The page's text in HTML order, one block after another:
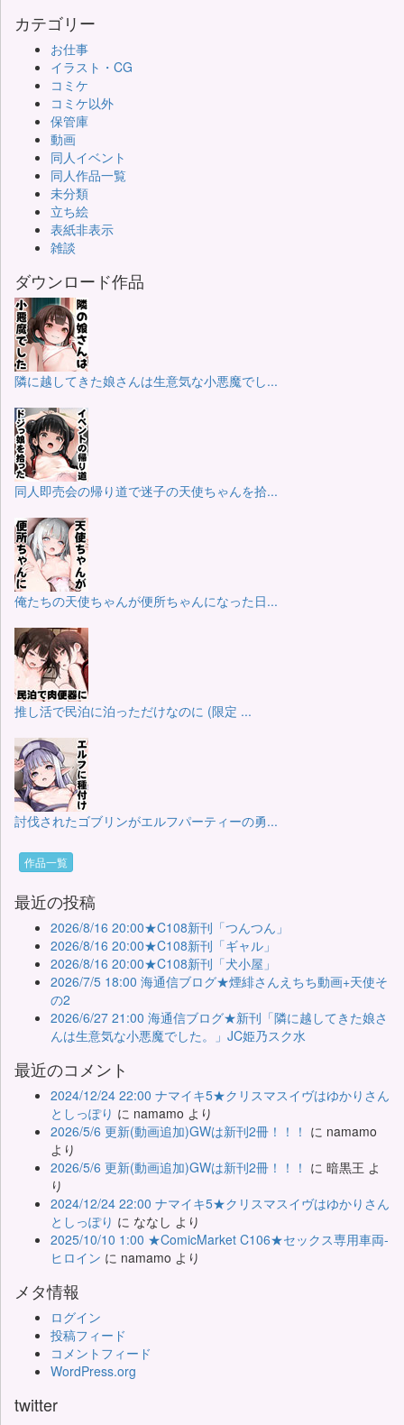
カテゴリー
お仕事
イラスト・CG
コミケ
コミケ以外
保管庫
動画
同人イベント
同人作品一覧
未分類
立ち絵
表紙非表示
雑談
ダウンロード作品
隣に越してきた娘さんは生意気な小悪魔でし...
同人即売会の帰り道で迷子の天使ちゃんを拾...
俺たちの天使ちゃんが便所ちゃんになった日...
推し活で民泊に泊っただけなのに (限定 ...
討伐されたゴブリンがエルフパーティーの勇...
作品一覧
最近の投稿
2026/8/16 20:00★C108新刊「つんつん」
2026/8/16 20:00★C108新刊「ギャル」
2026/8/16 20:00★C108新刊「犬小屋」
2026/7/5 18:00 海通信ブログ★煙緋さんえちち動画+天使そ
の2
2026/6/27 21:00 海通信ブログ★新刊「隣に越してきた娘さ
んは生意気な小悪魔でした。」JC姫乃スク水
最近のコメント
2024/12/24 22:00 ナマイキ5★クリスマスイヴはゆかりさん
としっぽり に namamo より
2026/5/6 更新(動画追加)GWは新刊2冊！！！ に namamo
より
2026/5/6 更新(動画追加)GWは新刊2冊！！！ に 暗黒王 よ
り
2024/12/24 22:00 ナマイキ5★クリスマスイヴはゆかりさん
としっぽり に ななし より
2025/10/10 1:00 ★ComicMarket C106★セックス専用車両-
ヒロイン に namamo より
メタ情報
ログイン
投稿フィード
コメントフィード
WordPress.org
twitter